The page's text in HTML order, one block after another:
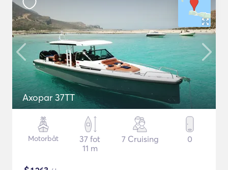
Axopar 37TT
Motorbåt
37 fot
11 m
7 Cruising 0